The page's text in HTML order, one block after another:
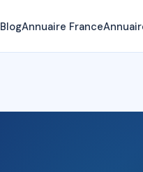
BlogAnnuaire France